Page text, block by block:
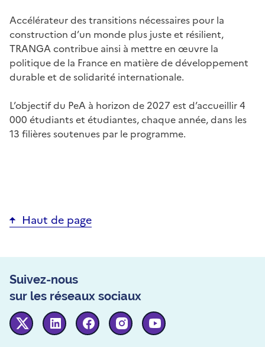
Accélérateur des transitions nécessaires pour la
construction d’un monde plus juste et résilient,
TRANGA contribue ainsi à mettre en œuvre la
politique de la France en matière de développement
durable et de solidarité internationale.
L’objectif du PeA à horizon de 2027 est d’accueillir 4
000 étudiants et étudiantes, chaque année, dans les
13 filières soutenues par le programme.
Haut de page
Suivez-nous
sur les réseaux sociaux
Twitter Linkedin FacebookInstagram